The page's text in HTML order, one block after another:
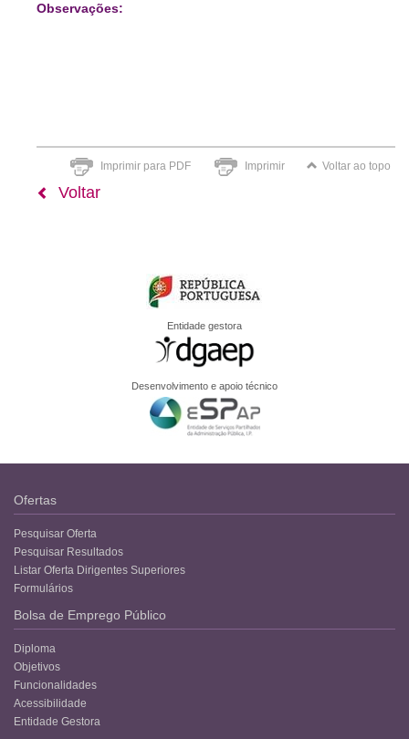
Observações:
Imprimir para PDF Imprimir Voltar ao topo
Voltar
Entidade gestora
Desenvolvimento e apoio técnico
Ofertas
Pesquisar Oferta
Pesquisar Resultados
Listar Oferta Dirigentes Superiores
Formulários
Bolsa de Emprego Público
Diploma
Objetivos
Funcionalidades
Acessibilidade
Entidade Gestora